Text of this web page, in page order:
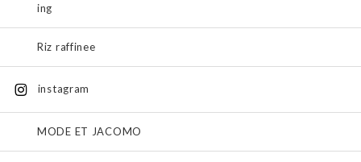
ing
Riz raffinee
instagram
MODE ET JACOMO